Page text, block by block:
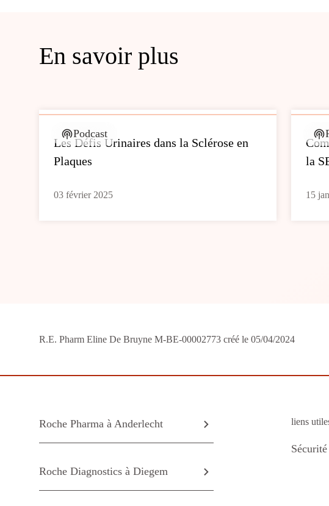
En savoir plus
Podcast
Les Défis Urinaires dans la Sclérose en
Plaques
03 février 2025
la
15
R.E. Pharm Eline De Bruyne M-BE-00002773 créé le 05/04/2024
Roche Pharma à Anderlecht
Roche Diagnostics à Diegem
liens